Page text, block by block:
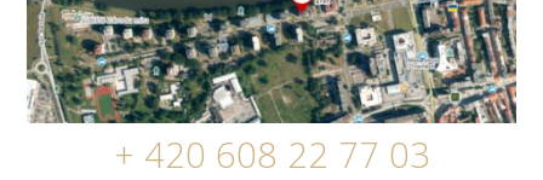
+ 420 608 22 77 03